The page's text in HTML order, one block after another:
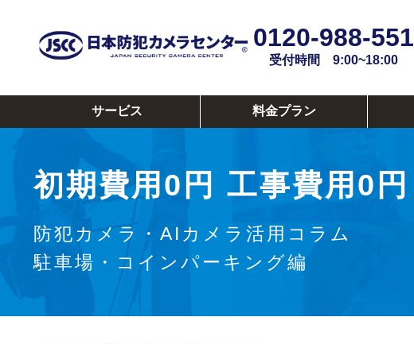
0120-988-551
受付時間 9:00~18:00
サービス 料金プラン
初期費用0円 工事費用0円
防犯カメラ・AIカメラ活用コラム
駐車場・コインパーキング編